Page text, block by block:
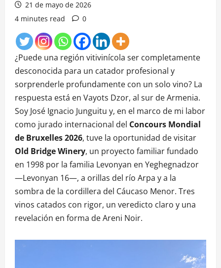
21 de mayo de 2026
4 minutes read
0
¿Puede una región vitivinícola ser completamente
desconocida para un catador profesional y
sorprenderle profundamente con un solo vino? La
respuesta está en Vayots Dzor, al sur de Armenia.
Soy José Ignacio Junguitu y, en el marco de mi labor
como jurado internacional del Concours Mondial
de Bruxelles 2026, tuve la oportunidad de visitar
Old Bridge Winery, un proyecto familiar fundado
en 1998 por la familia Levonyan en Yeghegnadzor
—Levonyan 16—, a orillas del río Arpa y a la
sombra de la cordillera del Cáucaso Menor. Tres
vinos catados con rigor, un veredicto claro y una
revelación en forma de Areni Noir.